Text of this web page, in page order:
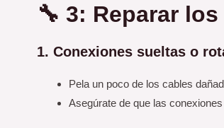
🔧 3: Reparar
1. Conexiones sueltas o
Pela un poco de los cables
Asegúrate de que las